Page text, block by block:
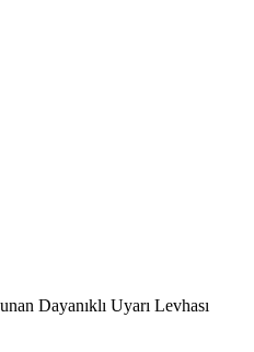
Dayanıklı Uyarı Levhası